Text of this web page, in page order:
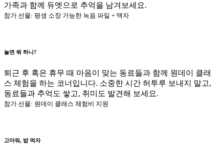
가족과 함께 듀엣으로 추억을 남겨보세요.
참가 선물: 평생 소장 가능한 녹음 파일 + 액자
놀면 뭐 하니?
퇴근 후 혹은 휴무 때 마음이 맞는 동료들과 함께 원데이 클래
스 체험을 하는 코너입니다. 소중한 시간 허투루 보내지 말고,
동료들과 추억도 쌓고, 취미도 발견해 보세요.
참가 선물: 원데이 클래스 체험비 지원
고마워, 밥 먹자